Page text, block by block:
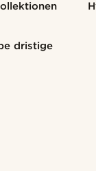
dristige